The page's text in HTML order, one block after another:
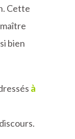
Cette
bien
à